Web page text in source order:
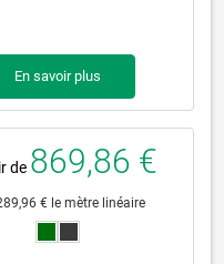
En savoir plus
de 869,86 €
€ le mètre linéaire